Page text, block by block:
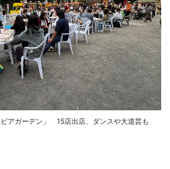
アガーデン」 15店出店、ダンスや大道芸も